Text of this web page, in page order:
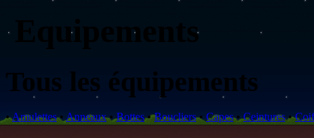
Equipements
Tous les équipements
•Amulettes•Anneaux•Bottes•Boucliers•Capes•Ceintures•